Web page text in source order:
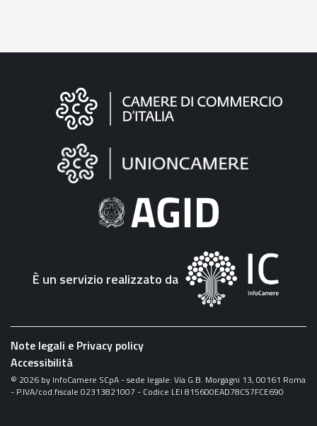
Informazioni
"Fattura
Elettronica"
È un servizio realizzato da
Note legali e Privacy policy
Accessibilità
© 2026 by InfoCamere SCpA - sede legale: Via G.B. Morgagni 13, 00161 Roma
- P.IVA/cod.fiscale 02313821007 - Codice LEI 815600EAD78C57FCE690